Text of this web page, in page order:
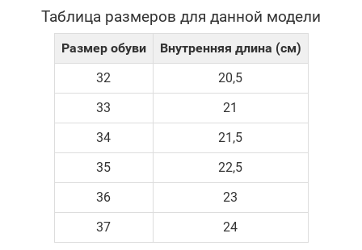
Таблица размеров для данной модели
Размер обуви
Внутренняя длина (см)
32
20,5
33
21
34
21,5
35
22,5
36
23
37
24